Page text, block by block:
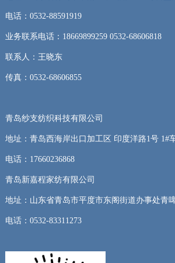
电话：0532-88591919
业务联系电话：18669899259 0532-68606818
联系人：王晓东
传真：0532-68606855
青岛纱支纺织科技有限公司
地址：青岛西海岸出口加工区 印度洋路1号 1#
电话：17660236868
青岛新嘉程家纺有限公司
地址：山东省青岛市平度市东阁街道办事处青
电话：0532-83311273